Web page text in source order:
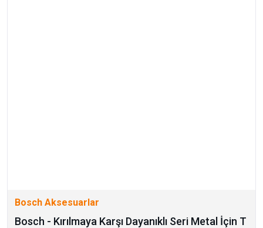
Bosch Aksesuarlar
Bosch - Kırılmaya Karşı Dayanıklı Seri Metal İçin T